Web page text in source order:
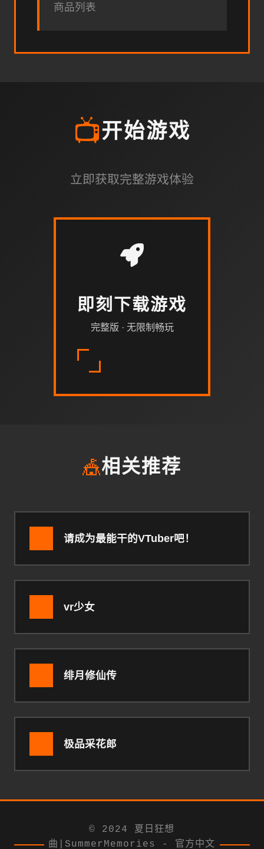
商品列表
📺开始游戏
立即获取完整游戏体验
即刻下载游戏
完整版 · 无限制畅玩
🎪相关推荐
请成为最能干的VTuber吧！
vr少女
绯月修仙传
极品采花郎
© 2024 夏日狂想
曲|SummerMemories - 官方中文